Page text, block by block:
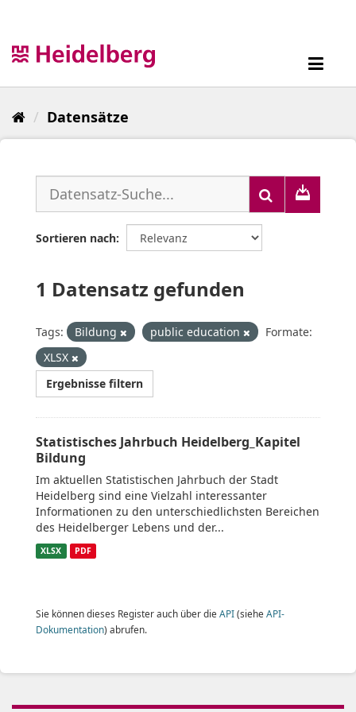
Datensätze
Sortieren nach
1 Datensatz gefunden
Tags: Bildung public education
Formate:
XLSX
Ergebnisse filtern
Statistisches Jahrbuch Heidelberg_Kapitel
Bildung
Im aktuellen Statistischen Jahrbuch der Stadt
Heidelberg sind eine Vielzahl interessanter
Informationen zu den unterschiedlichsten Bereichen
des Heidelberger Lebens und der...
XLSX PDF
Sie können dieses Register auch über die API(siehe API-
Dokumentation) abrufen.